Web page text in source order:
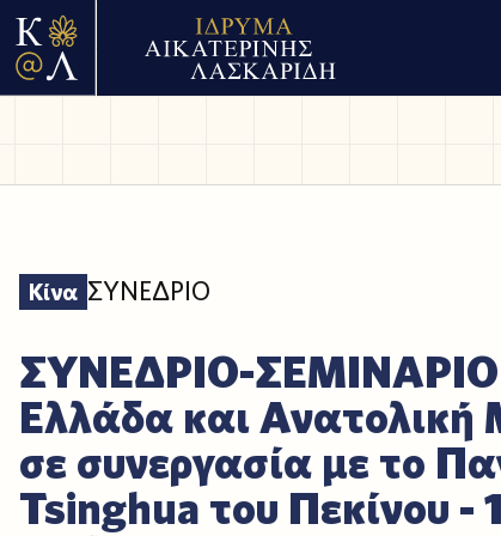
Κίνα ΣΥΝΕΔΡΙΟ
ΣΥΝΕΔΡΙΟ-
Ελλάδα και Ανατολική
σε συνεργασία με το
Tsinghua του Πεκίνου -